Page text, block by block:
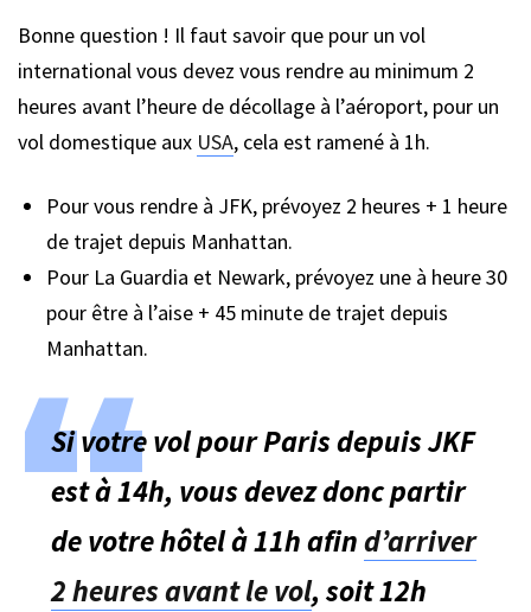
Bonne question ! Il faut savoir que pour un vol
international vous devez vous rendre au minimum 2
heures avant l’heure de décollage à l’aéroport, pour un
vol domestique aux USA, cela est ramené à 1h.
Pour vous rendre à JFK, prévoyez 2 heures + 1 heure
de trajet depuis Manhattan.
Pour La Guardia et Newark, prévoyez une à heure 30
pour être à l’aise + 45 minute de trajet depuis
Manhattan.
Si votre vol pour Paris depuis JKF
est à 14h, vous devez donc partir
de votre hôtel à 11h afind’arriver
2 heures avant le vol, soit 12h